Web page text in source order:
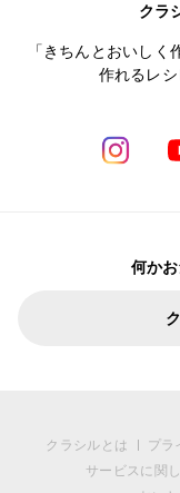
クラ
「きちんとおいし
作れるレ
何か
クラシルとは プラ
サービスに関